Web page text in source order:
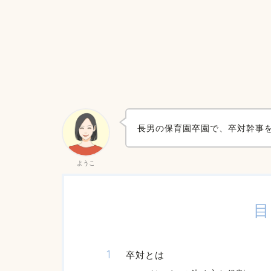
ようこ
長男の保育園卒園で、卒対幹事
卒対とは